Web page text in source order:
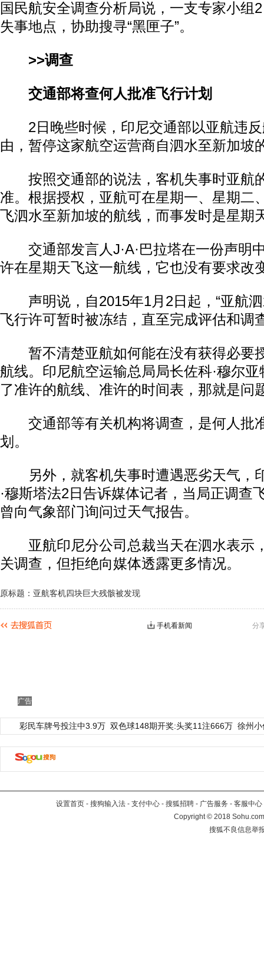
国民航安全调查分析局说，一支专家小组
失事地点，协助搜寻“黑匣子”。
>>调查
交通部将查何人批准飞行计划
2日晚些时候，印尼交通部以亚航违反
由，暂停这家航空运营商自泗水至新加坡
按照交通部的说法，客机失事时亚航
准。根据授权，亚航可在星期一、星期二
飞泗水至新加坡的航线，而事发时是星期
交通部发言人J·A·巴拉塔在一份声明
许在星期天飞这一航线，它也没有要求改
声明说，自2015年1月2日起，“亚航泗
飞行许可暂时被冻结，直至完成评估和调
暂不清楚亚航如何能在没有获得必要
航线。印尼航空运输总局局长佐科·穆尔亚
了准许的航线、准许的时间表，那就是问
交通部等有关机构将调查，是何人批
划。
另外，就客机失事时遭遇恶劣天气，
·穆斯塔法2日告诉媒体记者，当局正调查
曾向气象部门询问过天气报告。
亚航印尼分公司总裁当天在泗水表示
关调查，但拒绝向媒体透露更多情况。
原标题：亚航客机四块巨大残骸被发现
分
手机看新闻
广告
彩民车牌号投注中3.9万 双色球148期开奖:头奖11注666万 徐州
设置首页 - 搜狗输入法 - 支付中心 - 搜狐招聘 - 广告服务 - 客服中心
Copyright©2018
搜狐不良信息举